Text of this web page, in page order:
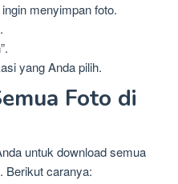
menyimpan foto.
yang Anda pilih.
Foto di
untuk download semua
Berikut caranya: